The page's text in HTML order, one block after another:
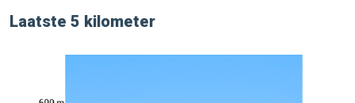
Laatste 5 kilometer